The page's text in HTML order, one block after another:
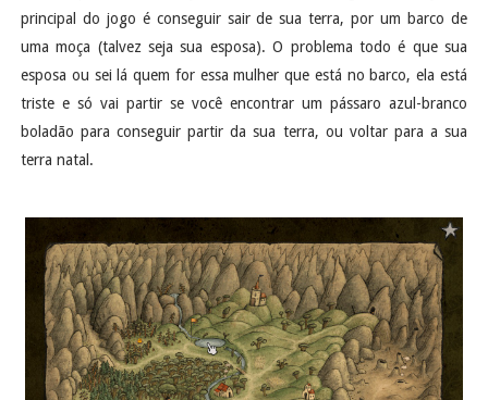
principal do jogo é conseguir sair de sua terra, por um barco de
uma moça (talvez seja sua esposa). O problema todo é que sua
esposa ou sei lá quem for essa mulher que está no barco, ela está
triste e só vai partir se você encontrar um pássaro azul-branco
boladão para conseguir partir da sua terra, ou voltar para a sua
terra natal.